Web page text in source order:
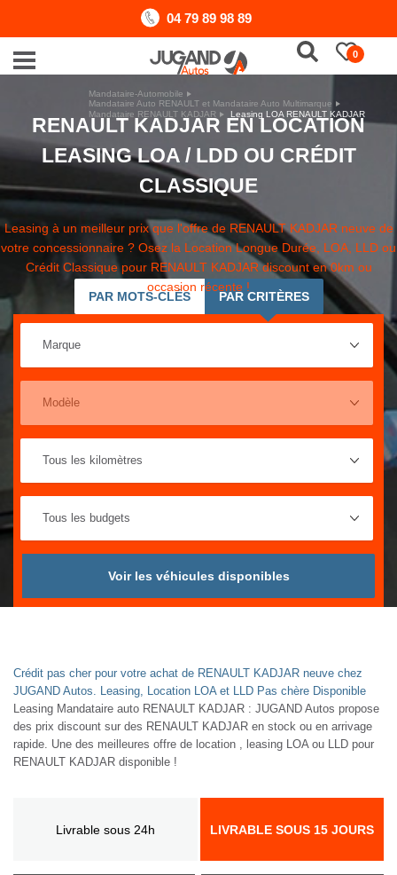
04 79 89 98 89
0
Mandataire-Automobile
Mandataire Auto RENAULT et Mandataire Auto Multimarque
Mandataire RENAULT KADJAR
Leasing LOA RENAULT KADJAR
RENAULT KADJAR EN LOCATION
LEASING LOA / LDD OU CRÉDIT
CLASSIQUE
Leasing à un meilleur prix que l'offre de RENAULT KADJAR neuve de
votre concessionnaire ? Osez la Location Longue Durée, LOA, LLD ou
Crédit Classique pour RENAULT KADJAR discount en 0km ou
occasion récente !
PAR MOTS-CLÉS PAR CRITÈRES
Voir les véhicules disponibles
Crédit pas cher pour votre achat de RENAULT KADJAR neuve chez
JUGAND Autos. Leasing, Location LOA et LLD Pas chère Disponible
Leasing Mandataire auto RENAULT KADJAR : JUGAND Autos propose
des prix discount sur des RENAULT KADJAR en stock ou en arrivage
rapide. Une des meilleures offre de location , leasing LOA ou LLD pour
RENAULT KADJAR disponible !
Livrable sous 24h LIVRABLE SOUS 15 JOURS